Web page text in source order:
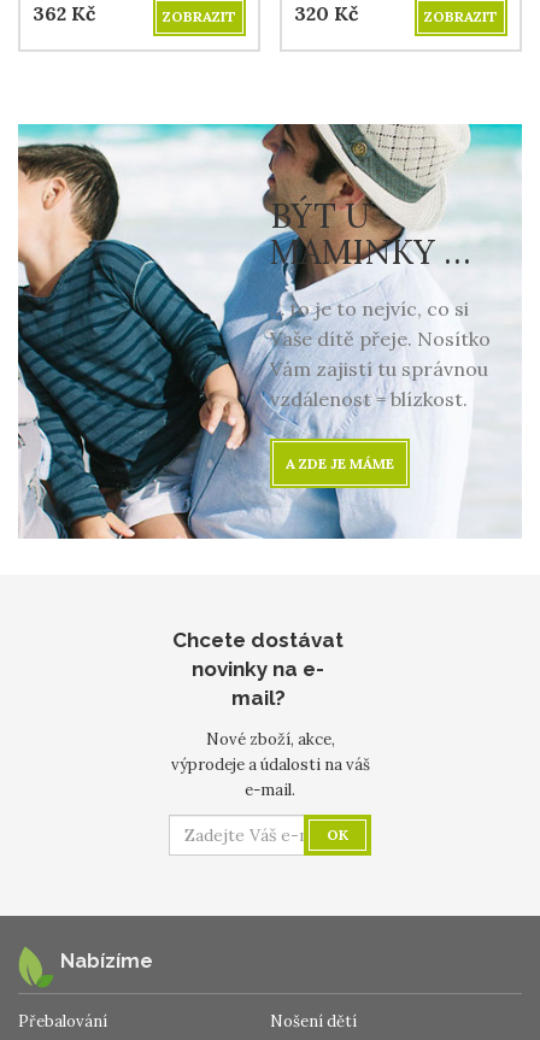
362 Kč ZOBRAZIT 320 Kč ZOBRAZIT
BÝT U
MAMINKY …
… to je to nejvíc, co si
Vaše dítě přeje. Nosítko
Vám zajistí tu správnou
vzdálenost = blízkost.
A ZDE JE MÁME
Chcete dostávat
novinky na e-
mail?
Nové zboží, akce,
výprodeje a údalosti na váš
e-mail.
OK
Nabízíme
Přebalování
Nošení dětí